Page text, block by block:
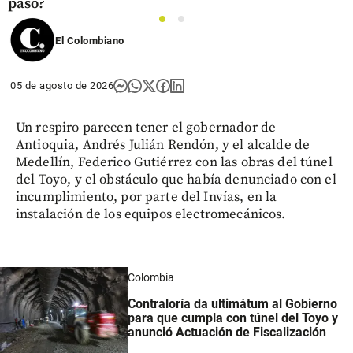
pasó?
share
1
2
El Colombiano
05 de agosto de 2026
Un respiro parecen tener el gobernador de
Antioquia, Andrés Julián Rendón, y el alcalde de
Medellín, Federico Gutiérrez con las obras del túnel
del Toyo, y el obstáculo que había denunciado con el
incumplimiento, por parte del Invías, en la
instalación de los equipos electromecánicos.
Colombia
Contraloría da ultimátum al Gobierno
para que cumpla con túnel del Toyo y
anunció Actuación de Fiscalización